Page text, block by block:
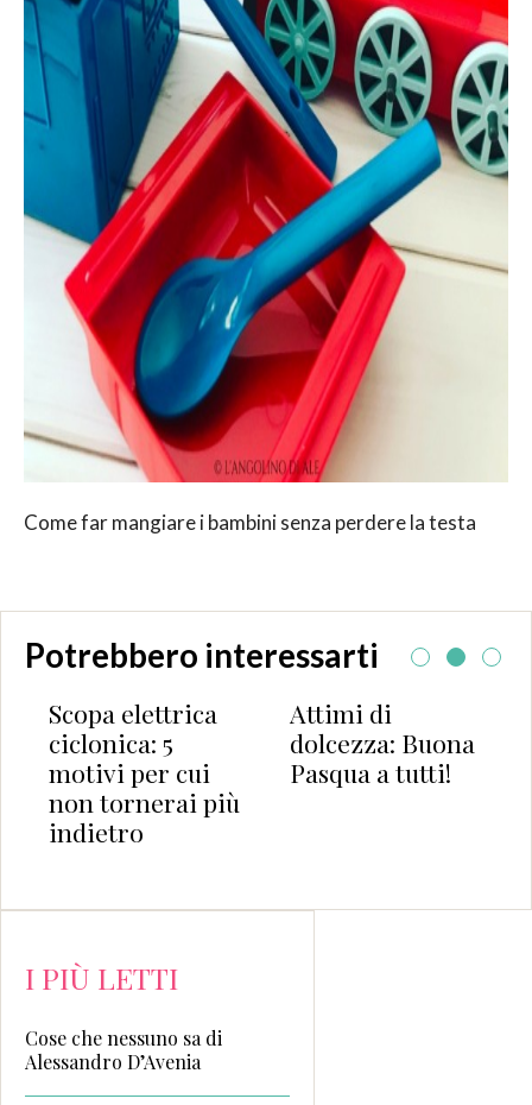
Come far mangiare i bambini senza perdere la testa
Potrebbero interessarti
Scopa elettrica
ciclonica: 5
motivi per cui
non tornerai più
indietro
Attimi di
dolcezza: Buona
Pasqua a tutti!
I PIÙ LETTI
Cose che nessuno sa di
Alessandro D’Avenia